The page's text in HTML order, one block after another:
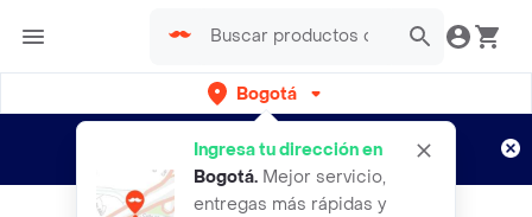
Bogotá
Ingresa tu dirección en
Bogotá. Mejor servicio,
entregas más rápidas y
envíos gratis por semanas
Aplican TyC